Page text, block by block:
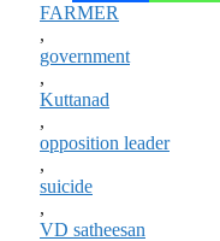
FARMER
,
government
,
Kuttanad
,
opposition leader
,
suicide
,
VD satheesan